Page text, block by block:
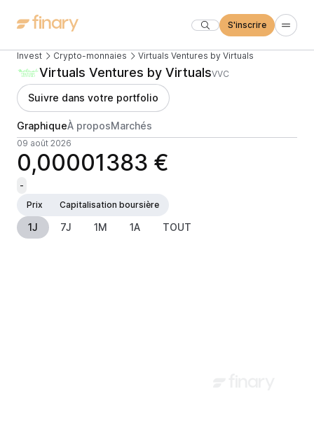
S'inscrire
Invest Crypto-monnaies Virtuals Ventures by Virtuals
Virtuals Ventures by VirtualsVVC
Suivre dans votre portfolio
GraphiqueÀ proposMarchés
09 août 2026
0,00001383 €
-
Prix
Capitalisation boursière
1J 7J 1M 1A TOUT